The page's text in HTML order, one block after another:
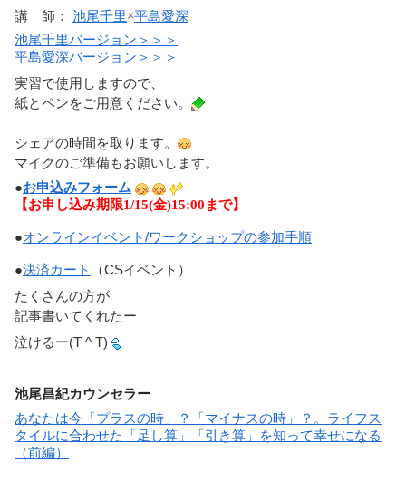
講 師： 池尾千里×平島愛深
池尾千里バージョン＞＞＞
平島愛深バージョン＞＞＞
実習で使用しますので、
紙とペンをご用意ください。
シェアの時間を取ります。
マイクのご準備もお願いします。
●お申込みフォーム
【お申し込み期限1/15(金)15:00まで】
●オンラインイベント/ワークショップの参加手順
●決済カート
（CSイベント）
たくさんの方が
記事書いてくれたー
泣けるー(T ^ T)
池尾昌紀カウンセラー
あなたは今「プラスの時」？「マイナスの時」？。ライフス
タイルに合わせた「足し算」「引き算」を知って幸せになる
（前編）